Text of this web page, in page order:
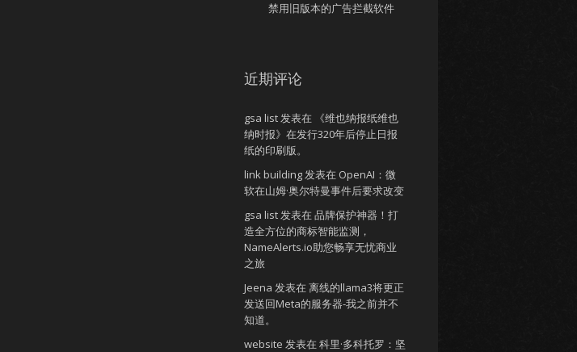
禁用旧版本的广告拦截软件
近期评论
gsa list发表在
《维也纳报纸维也
纳时报》在发行320年后停止日报
纸的印刷版。
link building发表在 OpenAI：微
软在山姆·奥尔特曼事件后要求改变
gsa list发表在 品牌保护神器！打
造全方位的商标智能监测，
NameAlerts.io助您畅享无忧商业
之旅
Jeena 发表在 离线的llama3将更正
发送回Meta的服务器-我之前并不
知道。
website 发表在 科里·多科托罗：坚